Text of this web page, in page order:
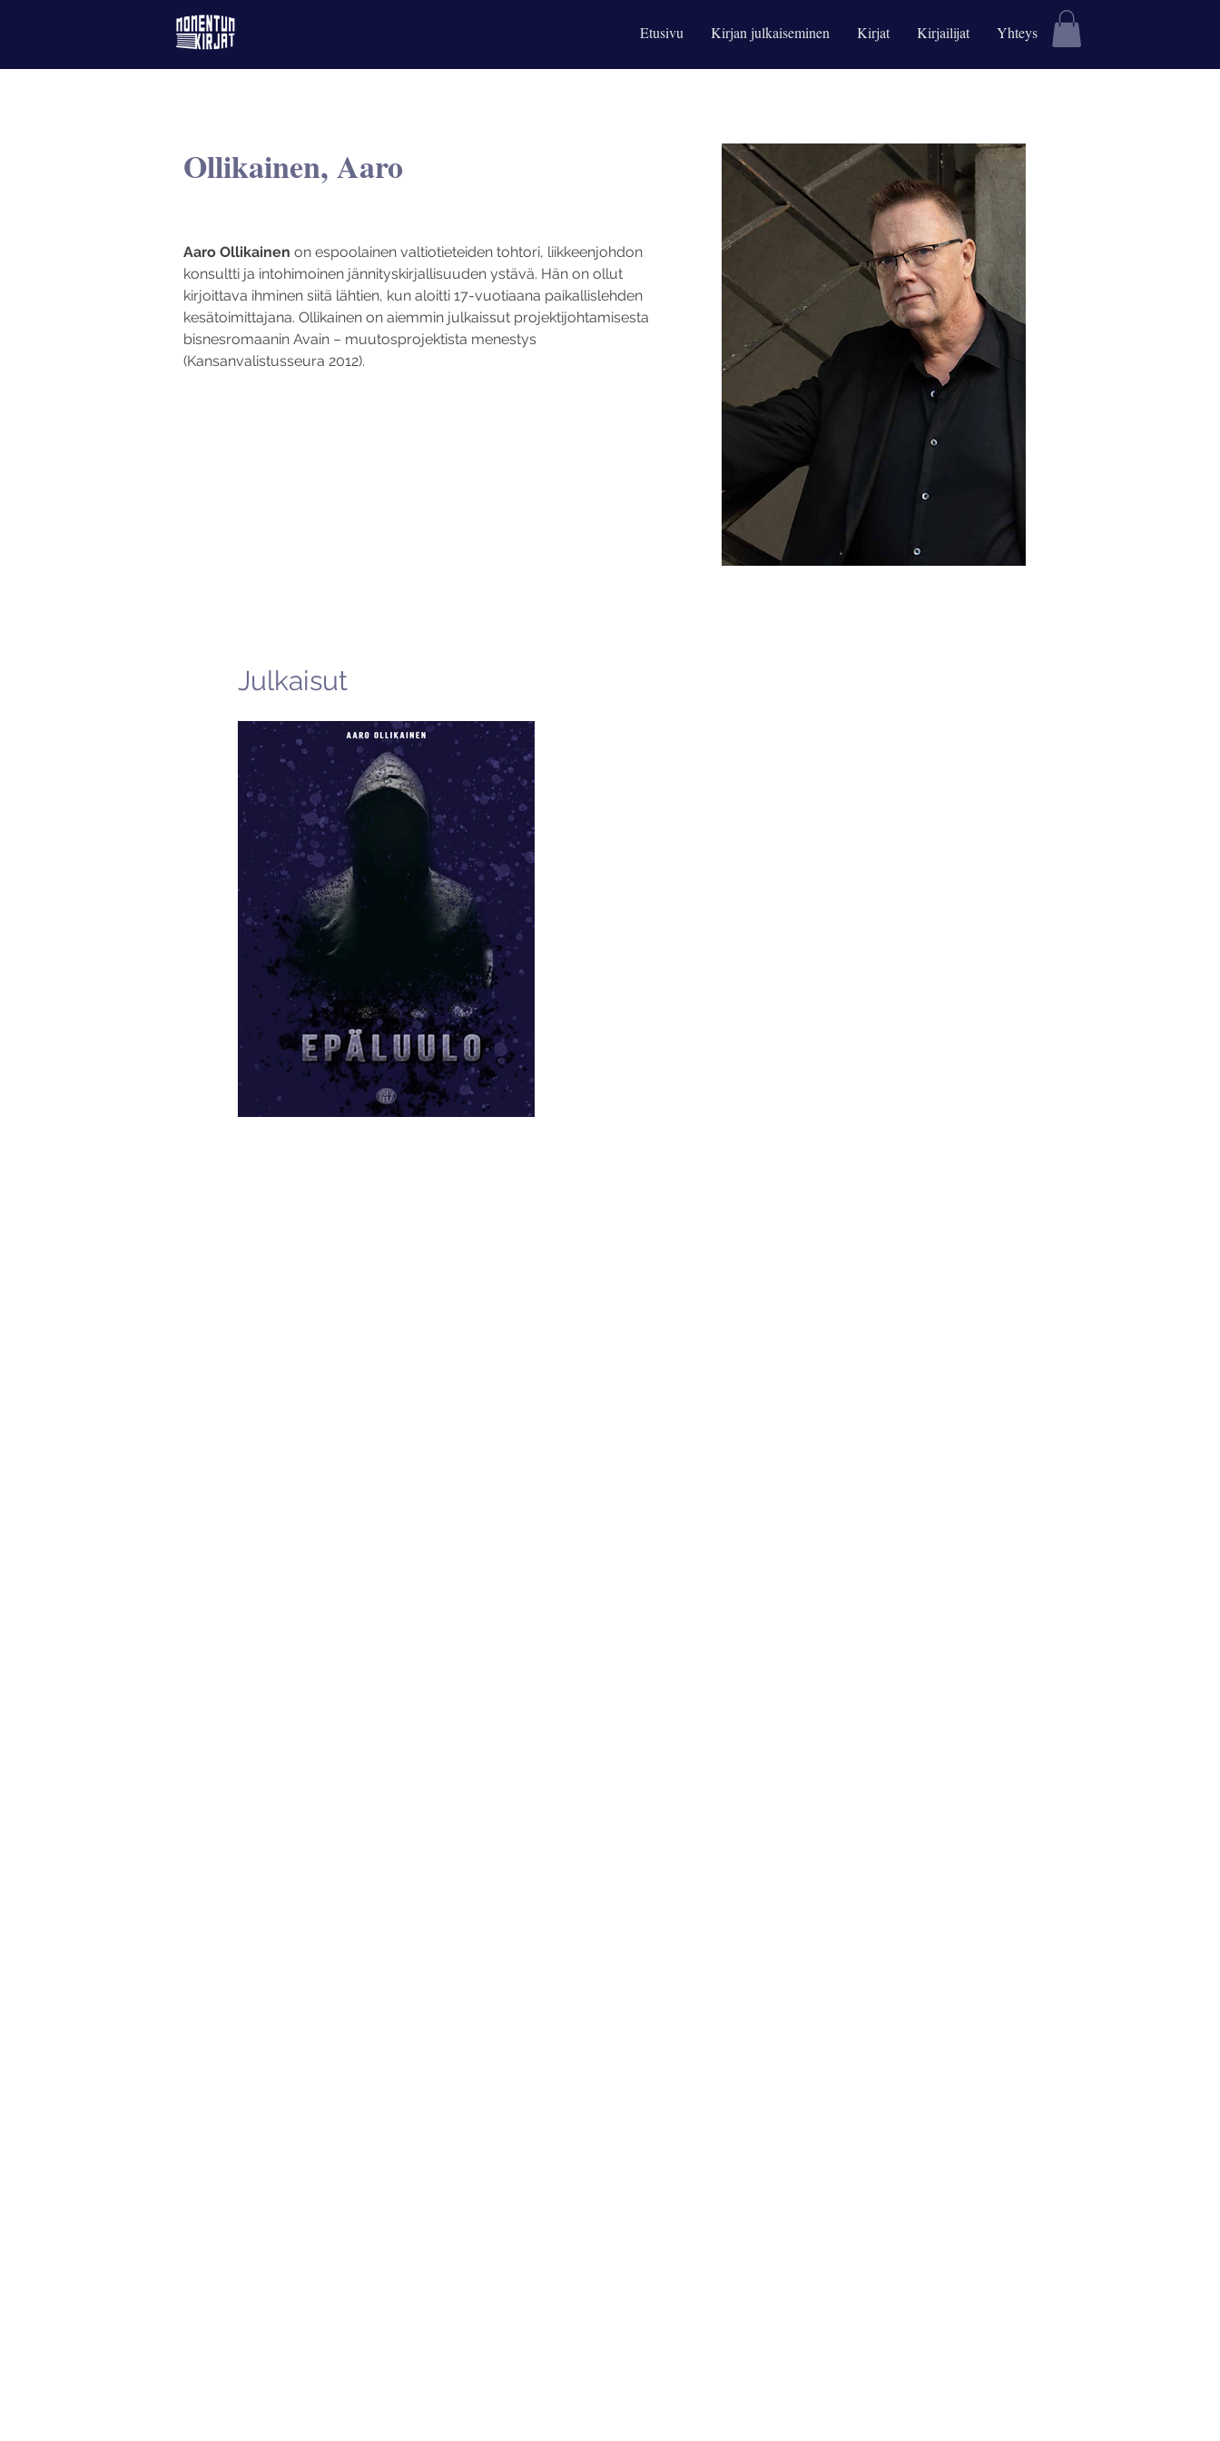
Etusivu Kirjan julkaiseminen Kirjat Kirjailijat Yhteys
Ollikainen, Aaro
Aaro Ollikainen on espoolainen valtiotieteiden tohtori, liikkeenjohdon
konsultti ja intohimoinen jännityskirjallisuuden ystävä. Hän on ollut
kirjoittava ihminen siitä lähtien, kun aloitti 17-vuotiaana paikallislehden
kesätoimittajana. Ollikainen on aiemmin julkaissut projektijohtamisesta
bisnesromaanin Avain – muutosprojektista menestys
(Kansanvalistusseura 2012).
Julkaisut